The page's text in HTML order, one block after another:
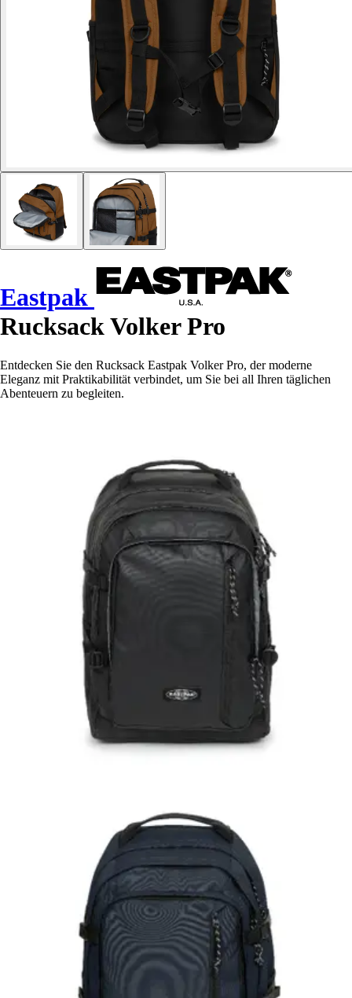
Eastpak
Rucksack Volker Pro
Entdecken Sie den Rucksack Eastpak Volker Pro, der moderne
Eleganz mit Praktikabilität verbindet, um Sie bei all Ihren täglichen
Abenteuern zu begleiten.